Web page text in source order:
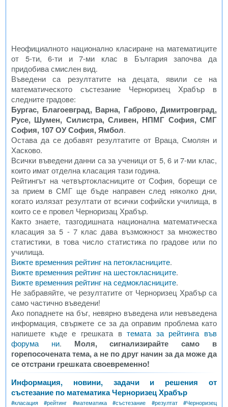
Неофициалното национално класиране на математиците
от 5-ти, 6-ти и 7-ми клас в България започва да
придобива смислен вид.
Въведени са резултатите на децата, явили се на
математическото състезание Черноризец Храбър в
следните градове:
Бургас, Благоевград, Варна, Габрово, Димитровград,
Русе, Шумен, Силистра, Сливен, НПМГ София, СМГ
София, 107 ОУ София, Ямбол.
Остава да се добавят резултатите от Враца, Смолян и
Хасково.
Всички въведени данни са за ученици от 5, 6 и 7-ми клас,
които имат отделна класация тази година.
Рейтингът на четвъртокласниците от София, борещи се
за прием в СМГ ще бъде направен след няколко дни,
когато излязат резултати от всички софийски училища, в
които се е провел Черноризац Храбър.
Както знаете, тазгодишната национална математическа
класация за 5 - 7 клас дава възможност за множество
статистики, в това число статистика по градове или по
училища.
Вижте временния рейтинг на петокласниците.
Вижте временния рейтинг на шестокласниците.
Вижте временния рейтинг на седмокласниците.
Не забравяйте, че резултатите от Черноризец Храбър са
само частично въведени!
Ако попаднете на бъг, невярно въведена или невъведена
информация, свържете се за да оправим проблема като
напишете къде е грешката втемата за рейтинга във
форума ни. Моля, сигнализирайте само в
горепосочената тема, а не по друг начин за да може да
се отстрани грешката своевременно!
Информация, новини, задачи и решения от
състезание по математика Черноризец Храбър
#класация #рейтинг #математика #състезание #резултат #Черноризец